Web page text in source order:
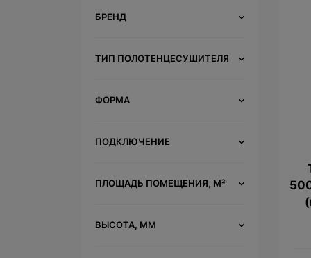
БРЕНД
ТИП ПОЛОТЕНЦЕСУШИТЕЛЯ
ФОРМА
ПОДКЛЮЧЕНИЕ
ПЛОЩАДЬ ПОМЕЩЕНИЯ, М²
ВЫСОТА, ММ